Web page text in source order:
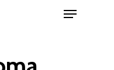
Menu